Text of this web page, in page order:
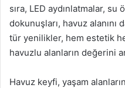
sıra, LED aydınlatmalar,
dokunuşları, havuz
tür yenilikler, hem estetik
havuzlu alanların değerini
Havuz keyfi, yaşam